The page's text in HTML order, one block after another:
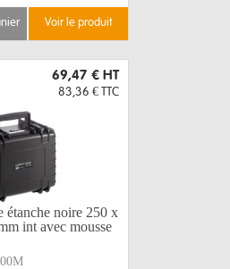
voir le produit
69,47 € HT
83,36 € TTC
étanche noire 250 x
int avec mousse